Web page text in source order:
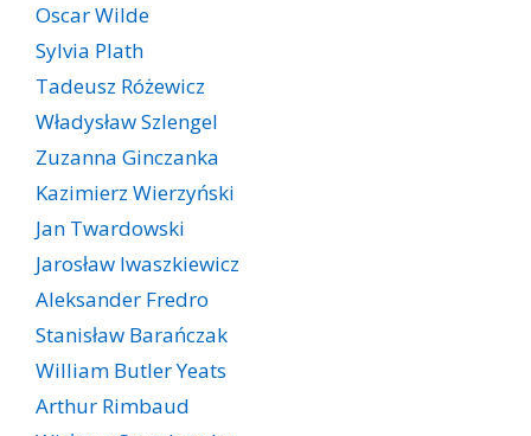
Oscar Wilde
Sylvia Plath
Tadeusz Różewicz
Władysław Szlengel
Zuzanna Ginczanka
Kazimierz Wierzyński
Jan Twardowski
Jarosław Iwaszkiewicz
Aleksander Fredro
Stanisław Barańczak
William Butler Yeats
Arthur Rimbaud